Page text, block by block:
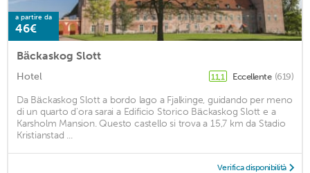
a partire da
46€
Bäckaskog Slott
Hotel 11,1 Eccellente (619)
Da Bäckaskog Slott a bordo lago a Fjalkinge, guidando per meno
di un quarto d'ora sarai a Edificio Storico Bäckaskog Slott e a
Karsholm Mansion. Questo castello si trova a 15,7 km da Stadio
Kristianstad ...
Verifica disponibilità